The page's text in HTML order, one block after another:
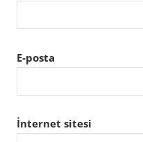
E-posta
İnternet sitesi